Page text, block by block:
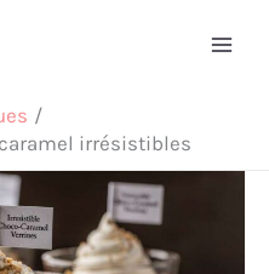
irrésistibles